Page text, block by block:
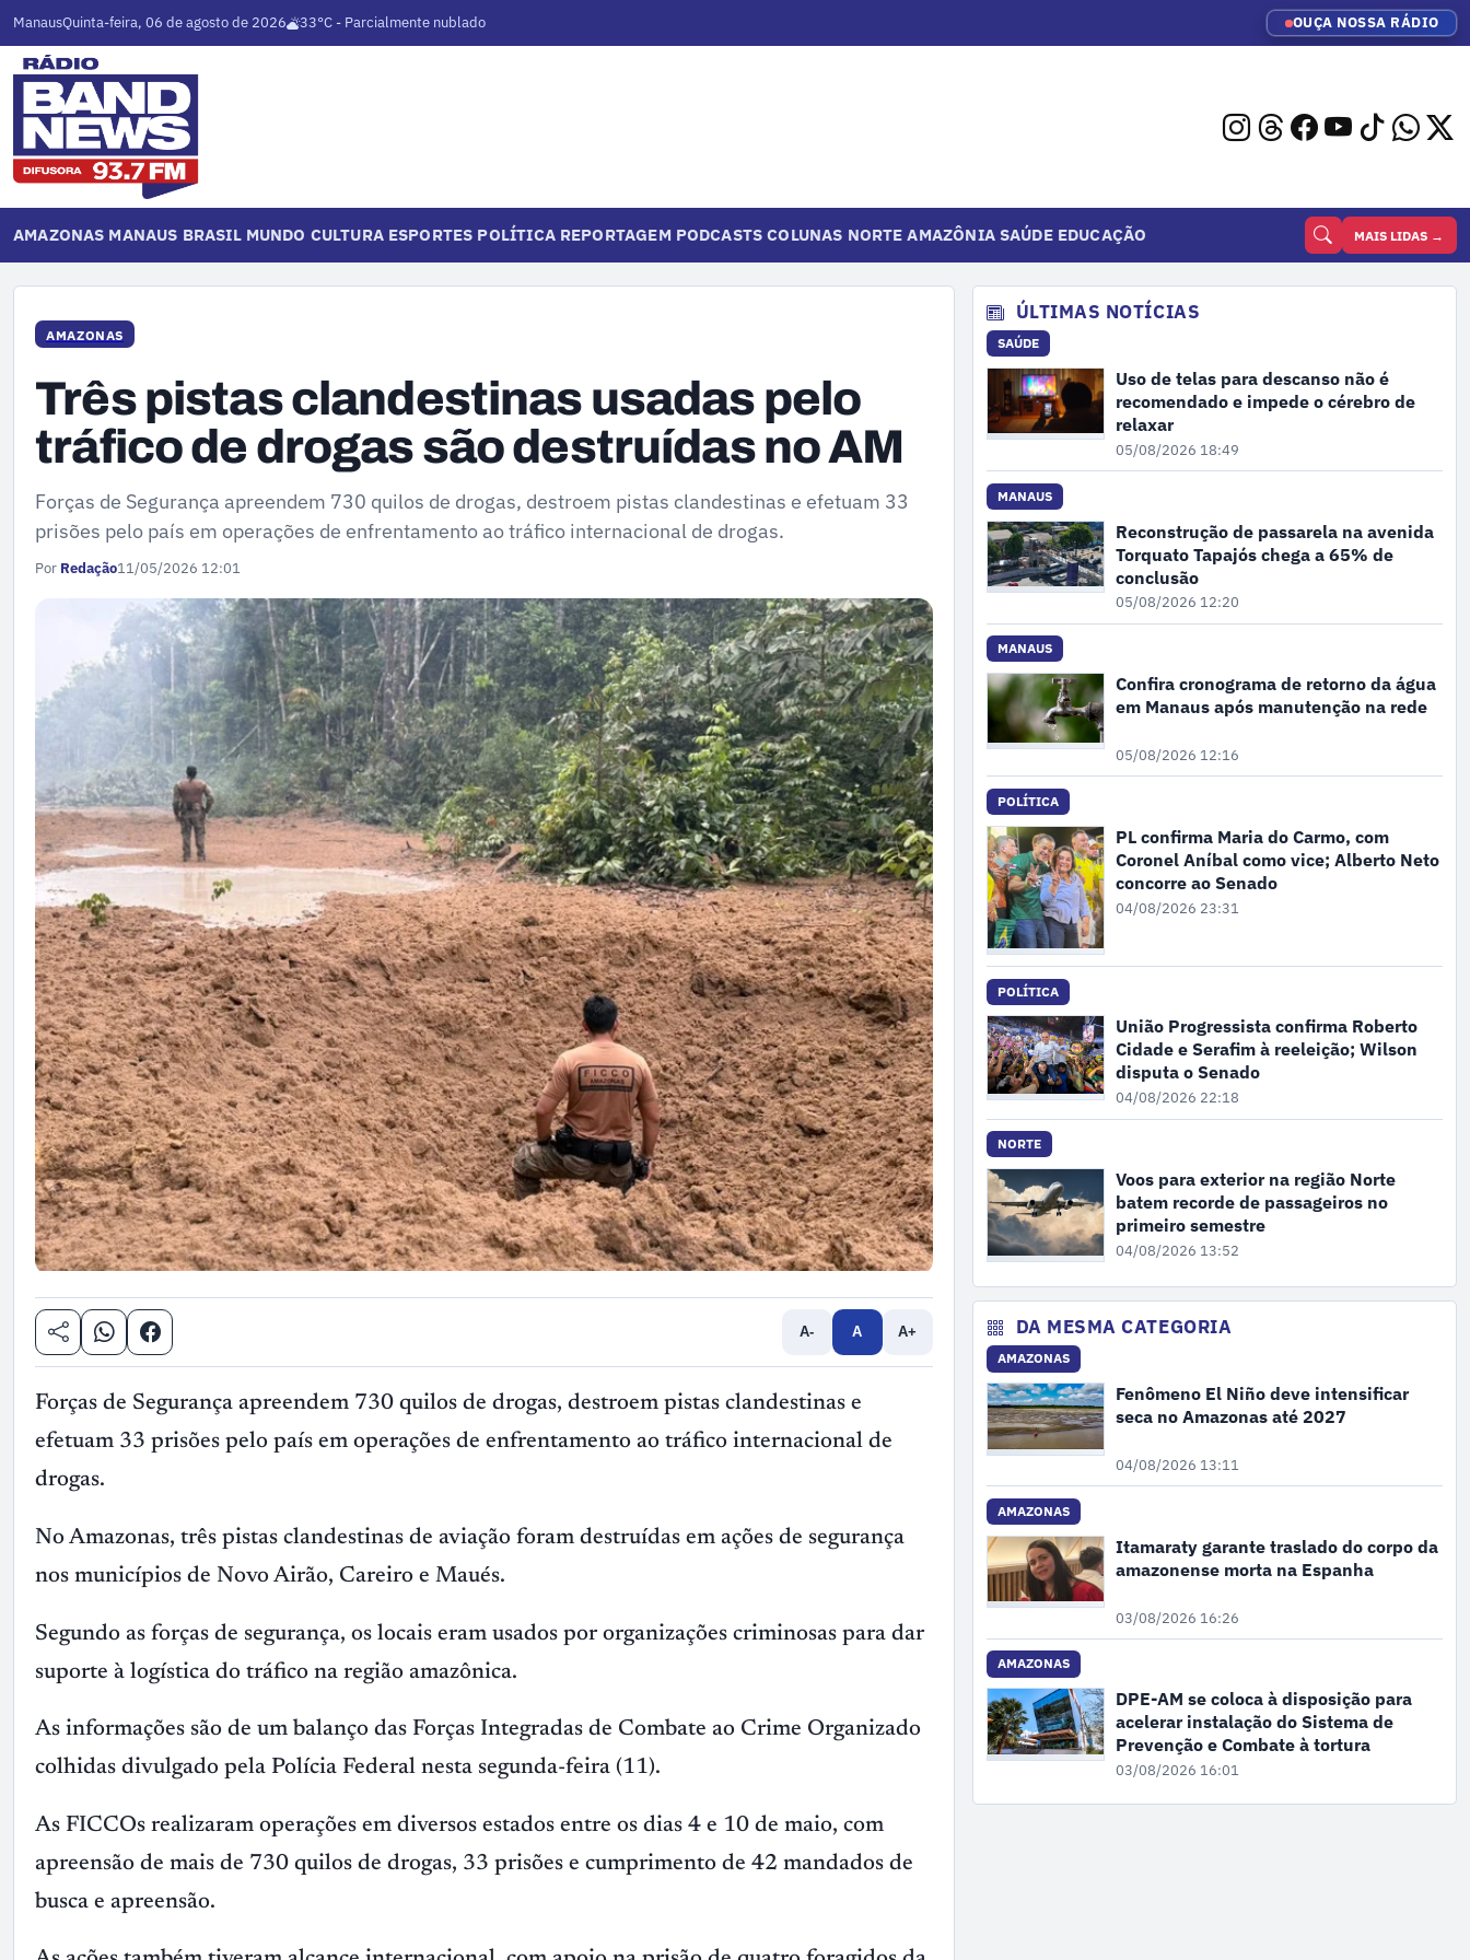
ManausQuinta-feira, 06 de agosto de 2026 33°C - Parcialmente nublado OUÇA NOSSA RÁDIO
AMAZONAS MANAUS BRASIL MUNDO CULTURA ESPORTES POLÍTICA REPORTAGEM PODCASTS COLUNAS NORTE AMAZÔNIA SAÚDE EDUCAÇÃO MAIS LIDAS →
AMAZONAS
Três pistas clandestinas usadas pelo
tráfico de drogas são destruídas no AM
Forças de Segurança apreendem 730 quilos de drogas, destroem pistas clandestinas e efetuam 33
prisões pelo país em operações de enfrentamento ao tráfico internacional de drogas.
Por Redação11/05/2026 12:01
A- A A+
Forças de Segurança apreendem 730 quilos de drogas, destroem pistas clandestinas e
efetuam 33 prisões pelo país em operações de enfrentamento ao tráfico internacional de
drogas.
No Amazonas, três pistas clandestinas de aviação foram destruídas em ações de segurança
nos municípios de Novo Airão, Careiro e Maués.
Segundo as forças de segurança, os locais eram usados por organizações criminosas para dar
suporte à logística do tráfico na região amazônica.
As informações são de um balanço das Forças Integradas de Combate ao Crime Organizado
colhidas divulgado pela Polícia Federal nesta segunda-feira (11).
As FICCOs realizaram operações em diversos estados entre os dias 4 e 10 de maio, com
apreensão de mais de 730 quilos de drogas, 33 prisões e cumprimento de 42 mandados de
busca e apreensão.
ÚLTIMAS NOTÍCIAS
SAÚDE
Uso de telas para descanso não é
recomendado e impede o cérebro de
relaxar
05/08/2026 18:49
MANAUS
Reconstrução de passarela na avenida
Torquato Tapajós chega a 65% de
conclusão
05/08/2026 12:20
MANAUS
Confira cronograma de retorno da água
em Manaus após manutenção na rede
05/08/2026 12:16
POLÍTICA
PL confirma Maria do Carmo, com
Coronel Aníbal como vice; Alberto Neto
concorre ao Senado
04/08/2026 23:31
POLÍTICA
União Progressista confirma Roberto
Cidade e Serafim à reeleição; Wilson
disputa o Senado
04/08/2026 22:18
NORTE
Voos para exterior na região Norte
batem recorde de passageiros no
primeiro semestre
04/08/2026 13:52
DA MESMA CATEGORIA
AMAZONAS
Fenômeno El Niño deve intensificar
seca no Amazonas até 2027
04/08/2026 13:11
AMAZONAS
Itamaraty garante traslado do corpo da
amazonense morta na Espanha
03/08/2026 16:26
AMAZONAS
DPE-AM se coloca à disposição para
acelerar instalação do Sistema de
Prevenção e Combate à tortura
03/08/2026 16:01